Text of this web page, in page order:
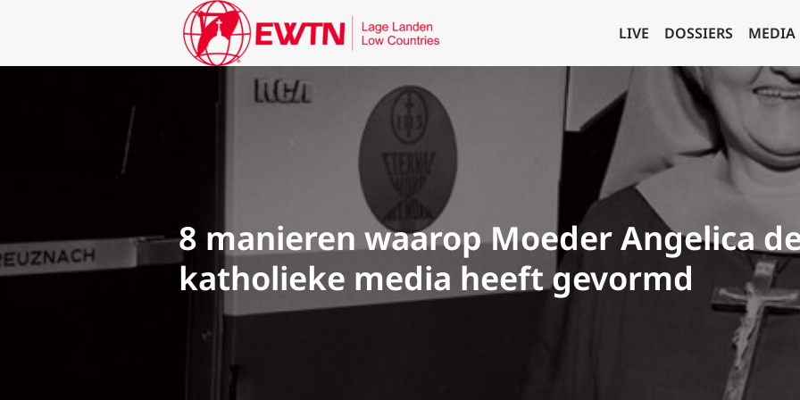
LIVE DOSSIERS MEDIA
8 manieren waarop Moeder Angelica
katholieke media heeft gevormd